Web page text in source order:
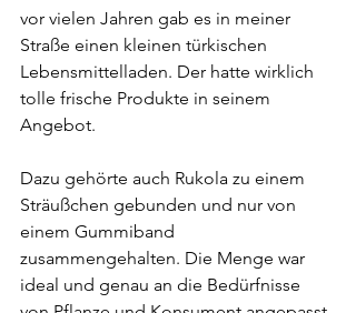
vor vielen Jahren gab es in meiner
Straße einen kleinen türkischen
Lebensmittelladen. Der hatte wirklich
tolle frische Produkte in seinem
Angebot.
Dazu gehörte auch Rukola zu einem
Sträußchen gebunden und nur von
einem Gummiband
zusammengehalten. Die Menge war
ideal und genau an die Bedürfnisse